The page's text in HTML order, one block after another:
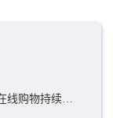
物持续火爆